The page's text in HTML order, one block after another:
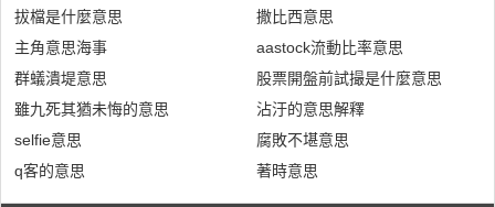
拔檔是什麼意思
主角意思海事
群蟻潰堤意思
雖九死其猶未悔的意思
selfie意思
q客的意思
撒比西意思
aastock流動比率意思
股票開盤前試撮是什麼意思
沾汙的意思解釋
腐敗不堪意思
著時意思